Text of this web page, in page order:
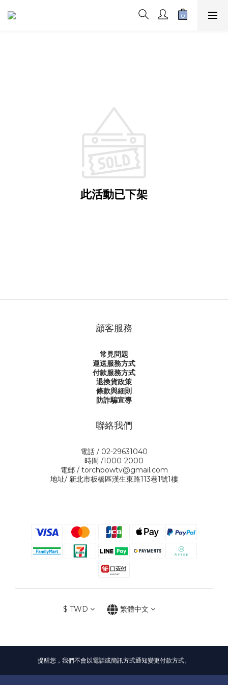
此活動已下架
顧客服務
常見問題
運送服務方式
付款服務方式
退換貨政策
條款與細則
防詐騙宣導
聯絡我們
電話 / 02-29631040
時間 /1000-2000
電郵 / torchbowtv@gmail.com
地址/ 新北市板橋區漢生東路113巷1號1樓
$ TWD 繁體中文
提醒您，我們不會以電話或簡訊方式通知變更付款方式。